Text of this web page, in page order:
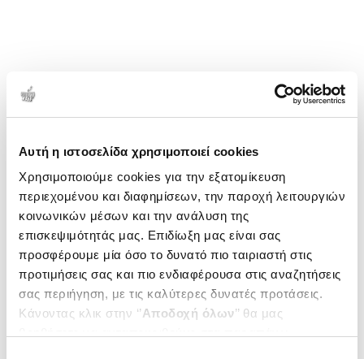
Αυτή η ιστοσελίδα χρησιμοποιεί cookies
Χρησιμοποιούμε cookies για την εξατομίκευση
περιεχομένου και διαφημίσεων, την παροχή λειτουργιών
κοινωνικών μέσων και την ανάλυση της
επισκεψιμότητάς μας. Επιδίωξη μας είναι σας
προσφέρουμε μία όσο το δυνατό πιο ταιριαστή στις
προτιμήσεις σας και πιο ενδιαφέρουσα στις αναζητήσεις
σας περιήγηση, με τις καλύτερες δυνατές προτάσεις.
Κάνοντας κλικ στην ‘’Αποδοχή όλων’’ θα μας